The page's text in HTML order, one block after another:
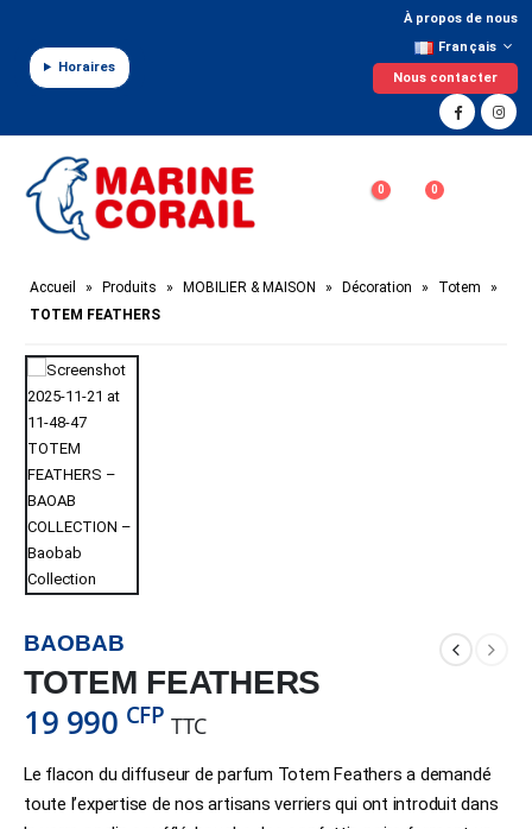
Horaires
À propos de nous
Français
Nous contacter
0 0
Accueil » Produits » MOBILIER & MAISON » Décoration » Totem
»
TOTEM FEATHERS
BAOBAB
TOTEM FEATHERS
19 990 CFP TTC
Le flacon du diffuseur de parfum Totem Feathers a demandé
toute l’expertise de nos artisans verriers qui ont introduit dans